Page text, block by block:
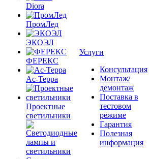
Diora
ПромЛед
ЭКОЭЛ
ФЕРЕКС
Ас-Терра
Проектные
светильники
Услуги
Консультация
Монтаж/
демонтаж
Поставка в
тестовом
режиме
Гарантия
Полезная
информация